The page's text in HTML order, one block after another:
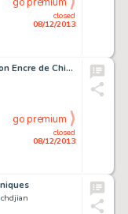
closed
08/12/2013
Black Hole - Summer Vacation Encre de Chine pour le 4e de couverture
closed
08/12/2013
go premium